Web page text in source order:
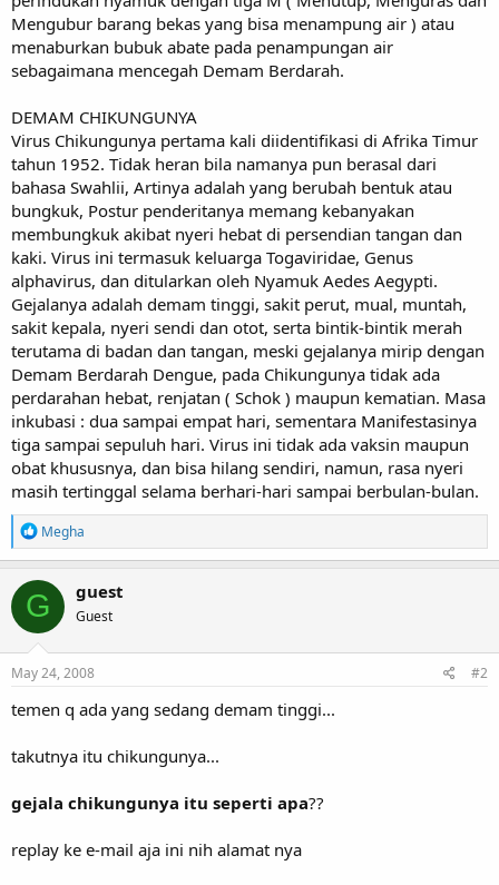
Mengubur barang bekas yang bisa menampung air ) atau
menaburkan bubuk abate pada penampungan air
sebagaimana mencegah Demam Berdarah.
DEMAM CHIKUNGUNYA
Virus Chikungunya pertama kali diidentifikasi di Afrika Timur
tahun 1952. Tidak heran bila namanya pun berasal dari
bahasa Swahlii, Artinya adalah yang berubah bentuk atau
bungkuk, Postur penderitanya memang kebanyakan
membungkuk akibat nyeri hebat di persendian tangan dan
kaki. Virus ini termasuk keluarga Togaviridae, Genus
alphavirus, dan ditularkan oleh Nyamuk Aedes Aegypti.
Gejalanya adalah demam tinggi, sakit perut, mual, muntah,
sakit kepala, nyeri sendi dan otot, serta bintik-bintik merah
terutama di badan dan tangan, meski gejalanya mirip dengan
Demam Berdarah Dengue, pada Chikungunya tidak ada
perdarahan hebat, renjatan ( Schok ) maupun kematian. Masa
inkubasi : dua sampai empat hari, sementara Manifestasinya
tiga sampai sepuluh hari. Virus ini tidak ada vaksin maupun
obat khususnya, dan bisa hilang sendiri, namun, rasa nyeri
masih tertinggal selama berhari-hari sampai berbulan-bulan.
R
e
a
c
t
i
o
n
s
Megha
G guest
Guest
May 24, 2008 #2
temen q ada yang sedang demam tinggi...
takutnya itu chikungunya...
gejala chikungunya itu seperti apa??
replay ke e-mail aja ini nih alamat nya